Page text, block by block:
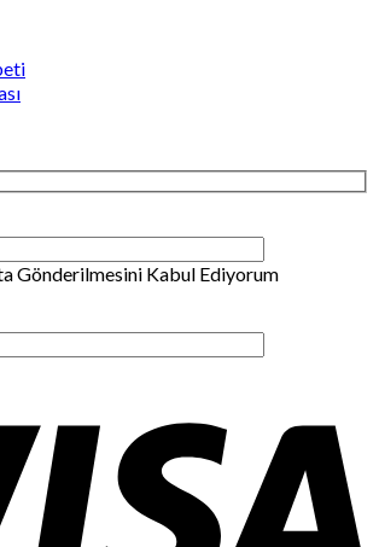
Gönderilmesini Kabul Ediyorum